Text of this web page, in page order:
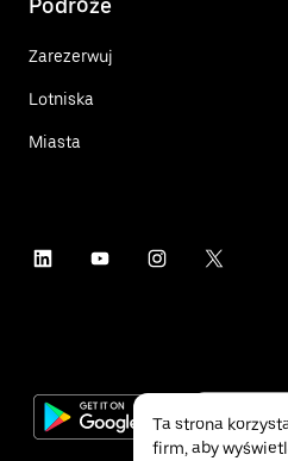
Podróże
Zarezerwuj
Lotniska
Miasta
Ta strona
firm, aby